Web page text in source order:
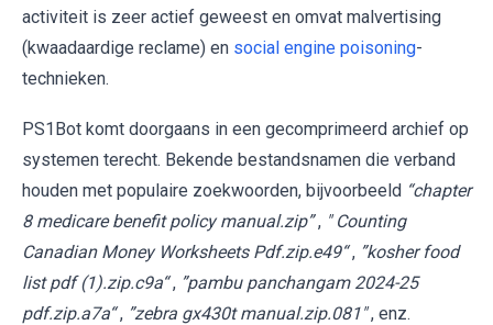
activiteit is zeer actief geweest en omvat malvertising
(kwaadaardige reclame) en social engine poisoning-
technieken.
PS1Bot komt doorgaans in een gecomprimeerd archief op
systemen terecht. Bekende bestandsnamen die verband
houden met populaire zoekwoorden, bijvoorbeeld “chapter
8 medicare benefit policy manual.zip” , " Counting
Canadian Money Worksheets Pdf.zip.e49“ , ”kosher food
list pdf (1).zip.c9a“ , ”pambu panchangam 2024-25
pdf.zip.a7a“ , ”zebra gx430t manual.zip.081" , enz.